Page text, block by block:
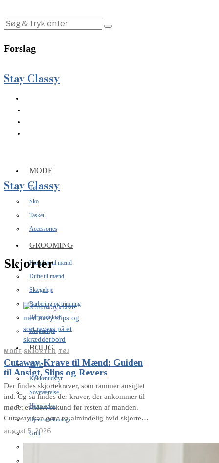
Forslag
Stay Classy
MODE
Tøj
Sko
Tasker
Accessories
GROOMING
Hudpleje til mænd
Dufte til mænd
Skægpleje
Barbering og trimning
Hårprodukter
Kropspleje
BOLIG
Kaffe
Køkkenudstyr
Soveværelse
Hjemmebar
Hjemmeteknologi
Grill
Stay Classy
Skjorter
MODE ·SKJORTER ·TØJ
Cutaway-Krave til Mænd: Guiden
til Ansigt, Slips og Revers
Der findes skjortekraver, som rammer ansigtet
ind. Og så findes der kraver, der ankommer til
mødet et halvt sekund før resten af manden.
Cutaway kan gøre en almindelig hvid skjorte
langt skarpere. Den åbne linje giver plads til
august 5, 2026